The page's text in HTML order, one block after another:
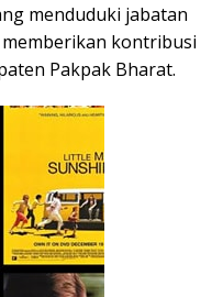
menduduki jabatan
kontribusi
Pakpak Bharat.